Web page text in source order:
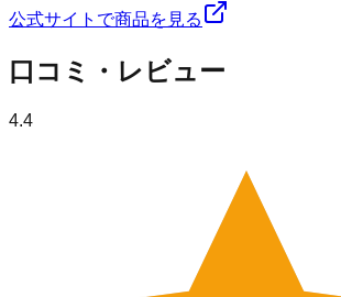
公式サイトで商品を見る
口コミ・レビュー
4.4